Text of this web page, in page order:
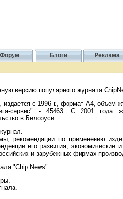
Форум Блоги Реклама
версию популярного журнала
с 1996 г., формат А4, объем
сервис" - 45463. С 2001 года
в Белоруси.
рекомендации по применению
его развития, экономические
и зарубежных фирмах-
"Chip News":